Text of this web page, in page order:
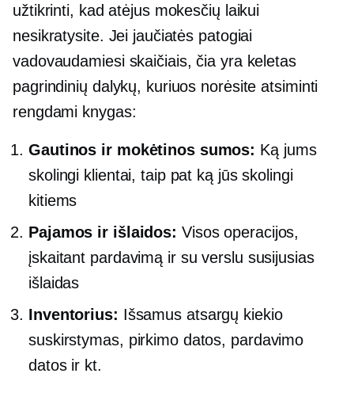
užtikrinti, kad atėjus mokesčių laikui
nesikratysite. Jei jaučiatės patogiai
vadovaudamiesi skaičiais, čia yra keletas
pagrindinių dalykų, kuriuos norėsite atsiminti
rengdami knygas:
Gautinos ir mokėtinos sumos: Ką jums
skolingi klientai, taip pat ką jūs skolingi
kitiems
Pajamos ir išlaidos: Visos operacijos,
įskaitant pardavimą ir su verslu susijusias
išlaidas
Inventorius: Išsamus atsargų kiekio
suskirstymas, pirkimo datos, pardavimo
datos ir kt.